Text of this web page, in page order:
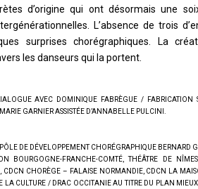
d’origine qui ont désormais une
L’absence de trois
surprises chorégraphiques. La
les danseurs qui la portent.
AVEC DOMINIQUE FABRÈGUE / FABRICATION
GARNIER ASSISTÉE D’ANNABELLE PULCINI.
DE DÉVELOPPEMENT CHORÉGRAPHIQUE BERNARD
BOURGOGNE-FRANCHE-COMTÉ, THÉÂTRE DE
CDCN CHORÈGE – FALAISE NORMANDIE, CDCN LA
LA CULTURE / DRAC OCCITANIE AU TITRE DU PLAN